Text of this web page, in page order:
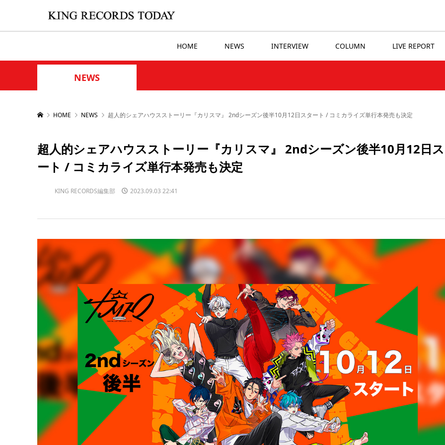
HOME NEWS INTERVIEW COLUMN LIVE REPORT
NEWS
HOME NEWS 超人的シェアハウスストーリー『カリスマ』 2ndシーズン後半10月12日スタート / コミカライズ単行本発売も決定
超人的シェアハウスストーリー『カリスマ』 2ndシーズン後半10月12日
ート / コミカライズ単行本発売も決定
KING RECORDS編集部 2023.09.03 22:41